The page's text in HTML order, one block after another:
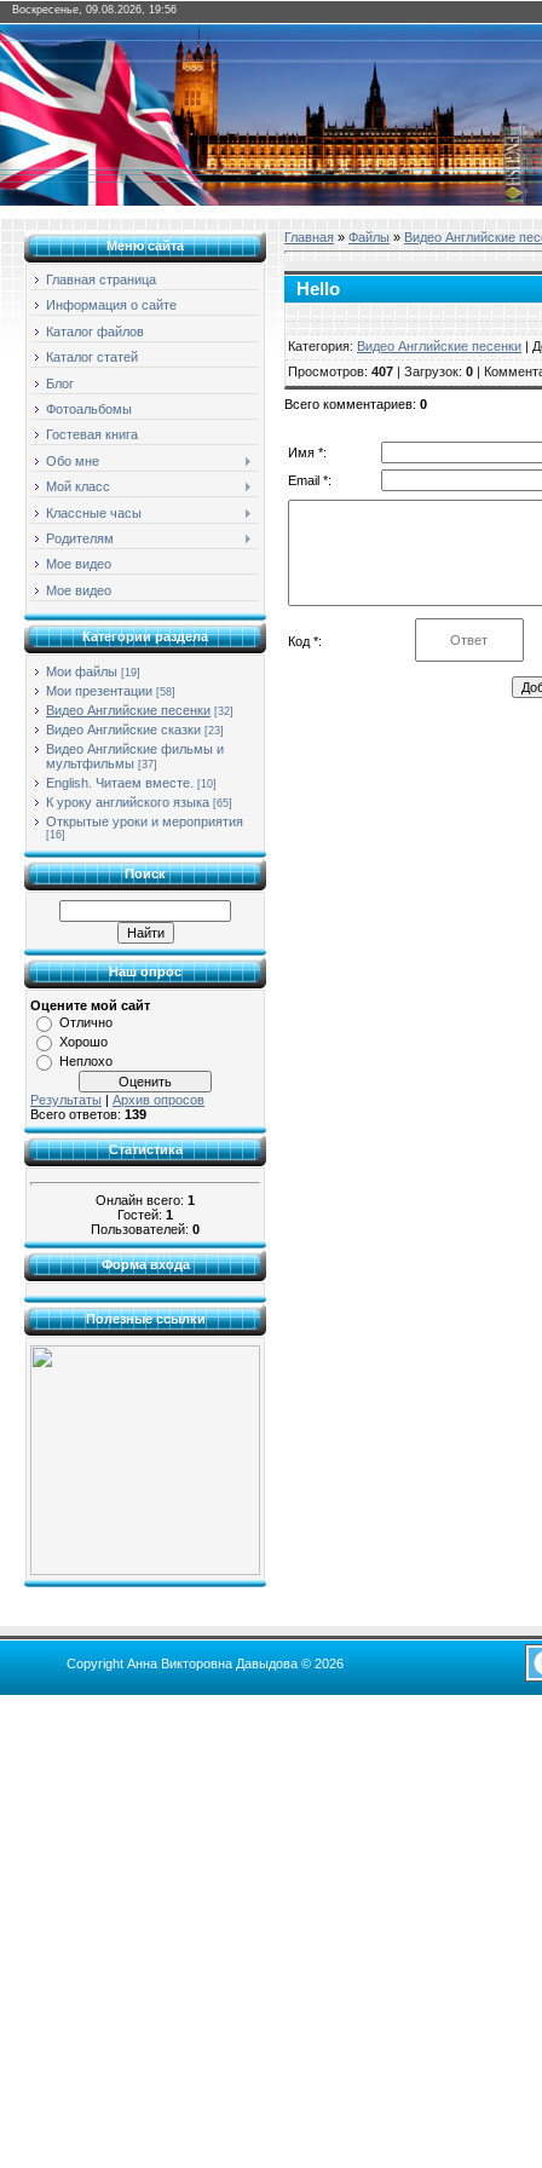
Воскресенье, 09.08.2026, 19:56
Меню сайта
Главная страница
Информация о сайте
Каталог файлов
Каталог статей
Блог
Фотоальбомы
Гостевая книга
Обо мне
Мой класс
Классные часы
Родителям
Мое видео
Мое видео
Категории раздела
Мои файлы [19]
Мои презентации [58]
Видео Английские песенки [32]
Видео Английские сказки [23]
Видео Английские фильмы и
мультфильмы [37]
English. Читаем вместе. [10]
К уроку английского языка [65]
Открытые уроки и мероприятия
[16]
Поиск
Наш опрос
Оцените мой сайт
Отлично
Хорошо
Неплохо
Результаты | Архив опросов
Всего ответов: 139
Статистика
Онлайн всего: 1
Гостей: 1
Пользователей: 0
Форма входа
Полезные ссылки
Главная » Файлы » Видео Английские
Hello
Категория: Видео Английские песенки |
Просмотров: 407 | Загрузок: 0 |
Всего комментариев: 0
Имя *:
Email *:
Код *:
Copyright Анна Викторовна Давыдова © 2026